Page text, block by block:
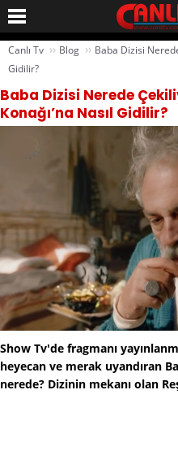
Canlı Tv ›› Blog ›› Baba Dizisi
Gidilir?
Baba Dizisi Nerede
Konağı’na Nasıl Gidilir?
Show Tv'de fragmanı
heyecan ve merak uyandıran
nerede? Dizinin mekanı olan